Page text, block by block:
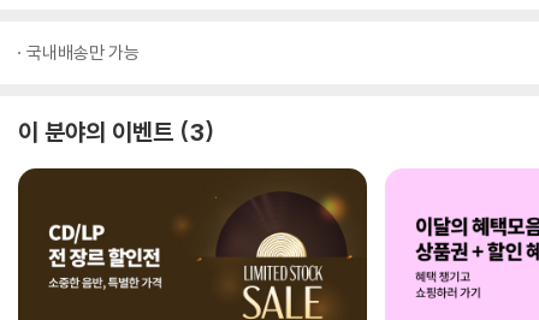
국내배송만 가능
이 분야의 이벤트 3